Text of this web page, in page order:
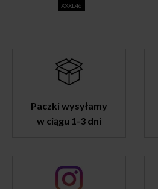
XXXL46
Paczki wysyłamy
w ciągu 1-3 dni